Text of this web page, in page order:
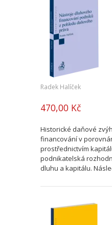
Radek Halíček
470,00 Kč
Historické daňové
financování v
prostřednictvím
podnikatelská
dluhu a kapitálu.